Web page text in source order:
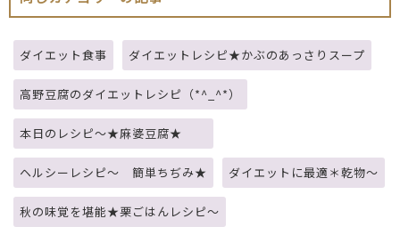
ダイエット食事 ダイエットレシピ★かぶのあっさりスープ
高野豆腐のダイエットレシピ（*^_^*）
本日のレシピ～★麻婆豆腐★
ヘルシーレシピ～ 簡単ちぢみ★ ダイエットに最適＊乾物～
秋の味覚を堪能★栗ごはんレシピ～